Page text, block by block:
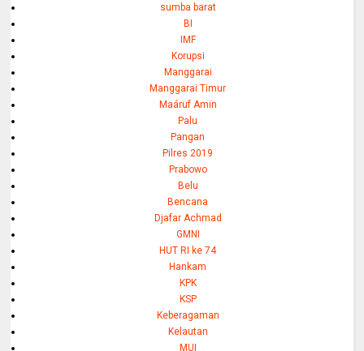
sumba barat
BI
IMF
Korupsi
Manggarai
Manggarai Timur
Maáruf Amin
Palu
Pangan
Pilres 2019
Prabowo
Belu
Bencana
Djafar Achmad
GMNI
HUT RI ke 74
Hankam
KPK
KSP
Keberagaman
Kelautan
MUI